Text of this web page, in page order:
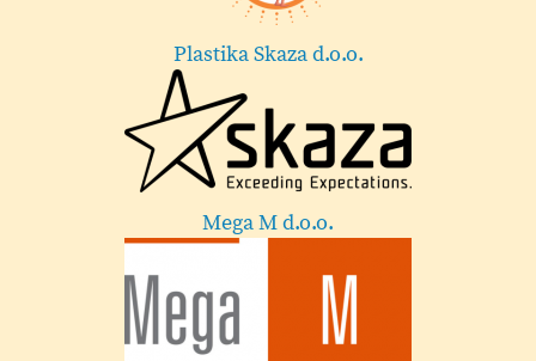
Plastika Skaza d.o.o.
Mega M d.o.o.